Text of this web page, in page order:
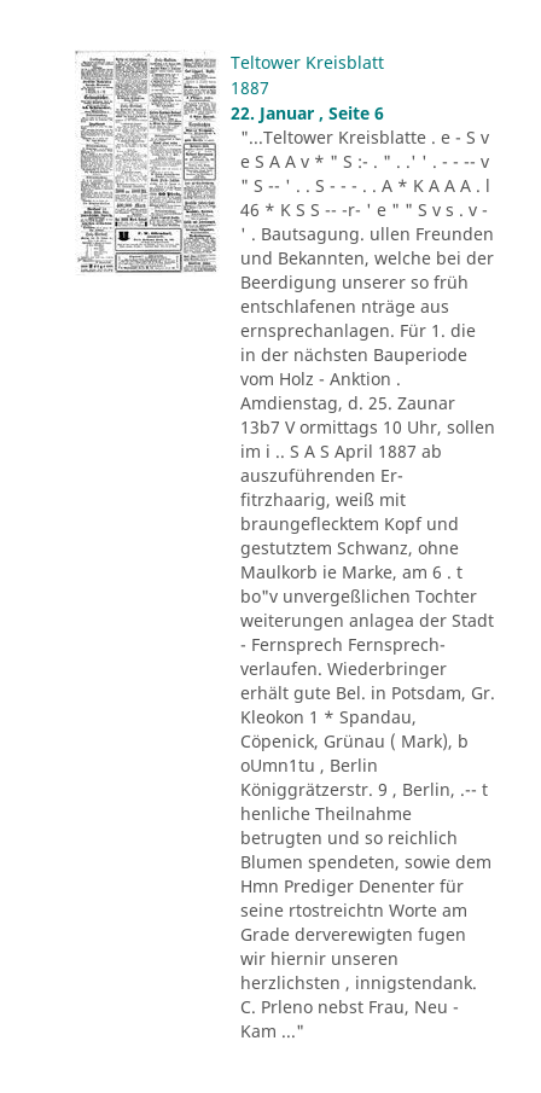
Teltower Kreisblatt
1887
22. Januar , Seite 6
"...Teltower Kreisblatte . e - S v
e S A A v * " S :- . " . .' ' . - - -- v
" S -- ' . . S - - - . . A * K A A A . l
46 * K S S -- -r- ' e " " S v s . v -
' . Bautsagung. ullen Freunden
und Bekannten, welche bei der
Beerdigung unserer so früh
entschlafenen nträge aus
ernsprechanlagen. Für 1. die
in der nächsten Bauperiode
vom Holz - Anktion .
Amdienstag, d. 25. Zaunar
13b7 V ormittags 10 Uhr, sollen
im i .. S A S April 1887 ab
auszuführenden Er-
fitrzhaarig, weiß mit
braungeflecktem Kopf und
gestutztem Schwanz, ohne
Maulkorb ie Marke, am 6 . t
bo"v unvergeßlichen Tochter
weiterungen anlagea der Stadt
- Fernsprech Fernsprech-
verlaufen. Wiederbringer
erhält gute Bel. in Potsdam, Gr.
Kleokon 1 * Spandau,
Cöpenick, Grünau ( Mark), b
oUmn1tu , Berlin
Königgrätzerstr. 9 , Berlin, .-- t
henliche Theilnahme
betrugten und so reichlich
Blumen spendeten, sowie dem
Hmn Prediger Denenter für
seine rtostreichtn Worte am
Grade derverewigten fugen
wir hiernir unseren
herzlichsten , innigstendank.
C. Prleno nebst Frau, Neu -
Kam ..."